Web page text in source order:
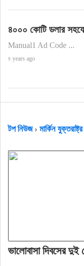
৪০০০ কোটি ডলার
Manual1 Ad Code ...
৪ years ago
টপ নিউজ› মার্কিন যুক্তরাষ্ট্র
ভালোবাসা দিবসের দুই